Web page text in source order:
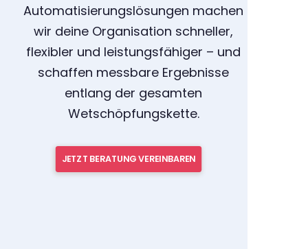
Automatisierungslösungen machen
wir deine Organisation schneller,
flexibler und leistungsfähiger – und
schaffen messbare Ergebnisse
entlang der gesamten
Wetschöpfungskette.
JETZT BERATUNG VEREINBAREN